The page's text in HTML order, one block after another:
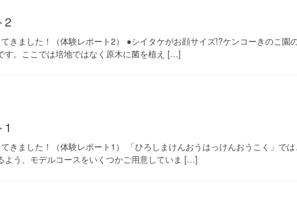
2
きました！（体験レポート2） ●シイタケがお顔サイズ!?ケンコーきのこ園
す。ここでは培地ではなく原木に菌を植え […]
きました！（体験レポート1） 「ひろしまけんおうはっけんおうこく」で
よう、モデルコースをいくつかご用意していま […]